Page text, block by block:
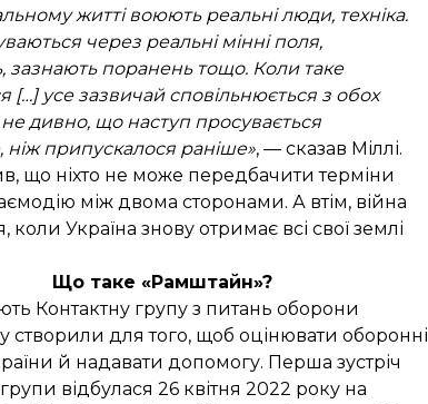
житті воюють реальні люди, техніка.
через реальні мінні поля,
зазнають поранень тощо. Коли таке
[…] усе зазвичай сповільнюється з обох
не дивно, що наступ просувається
ніж припускалося раніше», — сказав Міллі.
що ніхто не може передбачити терміни
між двома сторонами. А втім, війна
коли Україна знову отримає всі свої землі
Що таке «Рамштайн»?
Контактну групу з питань оборони
створили для того, щоб оцінювати оборонні
й надавати допомогу. Перша зустріч
відбулася 26 квітня 2022 року на